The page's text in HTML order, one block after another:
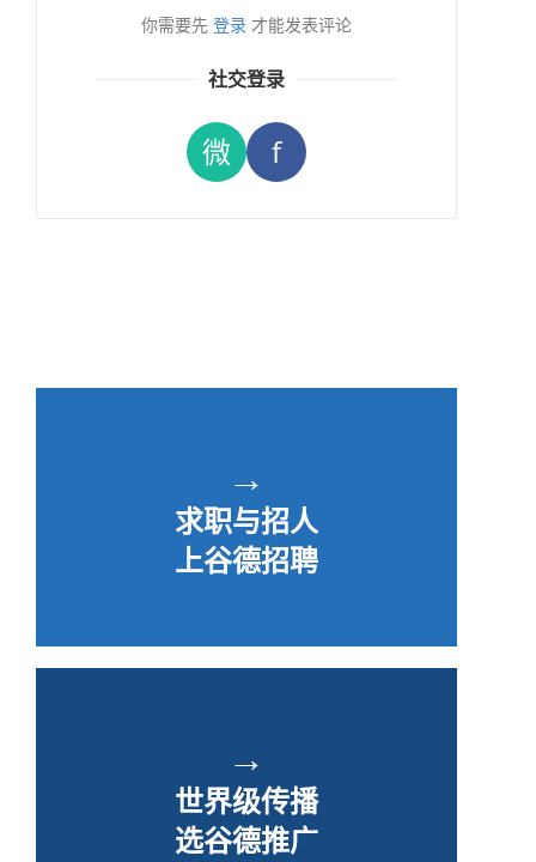
你需要先 登录 才能发表评论
社交登录
微 f
→
求职与招人
上谷德招聘
→
世界级传播
选谷德推广